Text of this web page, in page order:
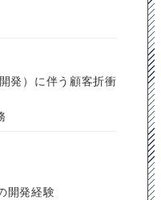
発）に伴う顧客折衝
開発経験